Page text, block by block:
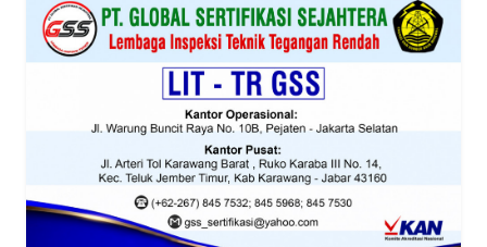
REDAKSI
DISCLAIMER
Wahana